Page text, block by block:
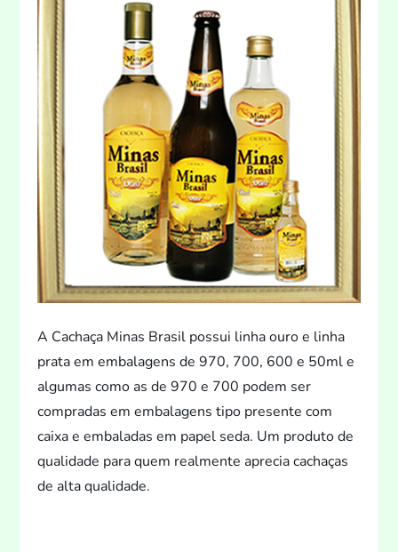
A Cachaça Minas Brasil possui linha ouro e linha
prata em embalagens de 970, 700, 600 e 50ml e
algumas como as de 970 e 700 podem ser
compradas em embalagens tipo presente com
caixa e embaladas em papel seda. Um produto de
qualidade para quem realmente aprecia cachaças
de alta qualidade.